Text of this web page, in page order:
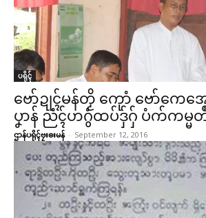
ဌာန်ပရိုၚ်ဗၠးၜး
ပရိုၚ်လက္ကရဴအိုတ်
🏛 လညာတ်ပါ်ပဲါ
ပရိုၚ်
ဗော်ဍုၚ်မန်တၟိ ကေုာံ ဗော်ကေအ
ပၞာန် ညံၚ်ဟဂွံထပ်ဒှ်ဂှ် ပံက်ကမ္
ဌာန်ပရိုၚ်ဗၠးၜးမန် - September 12, 2016